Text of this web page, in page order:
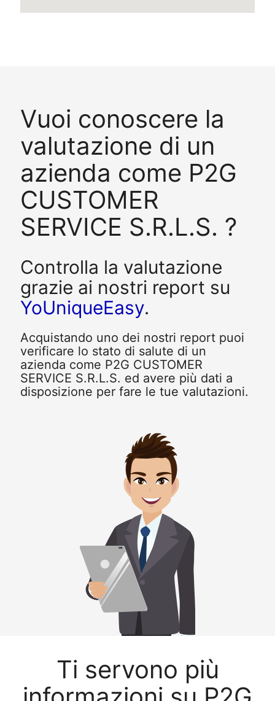
Vuoi conoscere la
valutazione di un
azienda come P2G
CUSTOMER
SERVICE S.R.L.S. ?
Controlla la valutazione
grazie ai nostri report su
YoUniqueEasy.
Acquistando uno dei nostri report puoi
verificare lo stato di salute di un
azienda come P2G CUSTOMER
SERVICE S.R.L.S. ed avere più dati a
disposizione per fare le tue valutazioni.
Ti servono più